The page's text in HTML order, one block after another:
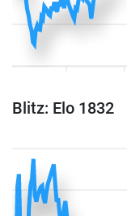
Blitz: Elo 1832